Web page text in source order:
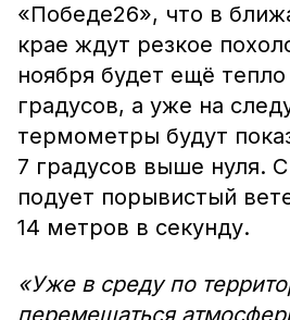
«Победе26», что в
крае ждут резкое
ноября будет ещё
градусов, а уже на
термометры будут
7 градусов выше нуля.
подует порывистый
14 метров в секунду.
«Уже в среду по
перемещаться